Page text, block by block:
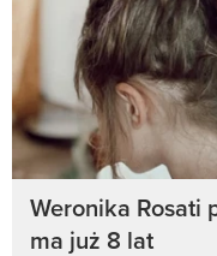
Weronika Rosati
ma już 8 lat